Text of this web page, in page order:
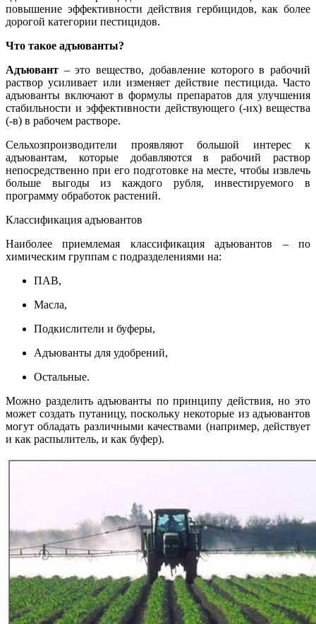
повышение эффективности действия гербицидов, как более
дорогой категории пестицидов.
Что такое адъюванты?
Адъювант – это вещество, добавление которого в рабочий
раствор усиливает или изменяет действие пестицида. Часто
адъюванты включают в формулы препаратов для улучшения
стабильности и эффективности действующего (-их) вещества
(-в) в рабочем растворе.
Сельхозпроизводители проявляют большой интерес к
адъювантам, которые добавляются в рабочий раствор
непосредственно при его подготовке на месте, чтобы извлечь
больше выгоды из каждого рубля, инвестируемого в
программу обработок растений.
Классификация адъювантов
Наиболее приемлемая классификация адъювантов – по
химическим группам с подразделениями на:
ПАВ,
Масла,
Подкислители и буферы,
Адъюванты для удобрений,
Остальные.
Можно разделить адъюванты по принципу действия, но это
может создать путаницу, поскольку некоторые из адъювантов
могут обладать различными качествами (например, действует
и как распылитель, и как буфер).